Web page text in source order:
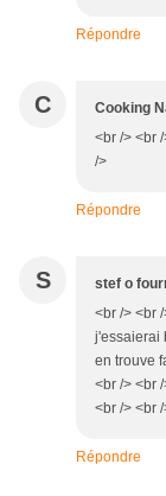
Répondre
C Cooking
<br /> <br
/>
Répondre
S stef o
<br /> <br
j'essaierai
en trouve
<br /> <br
<br /> <br
Répondre